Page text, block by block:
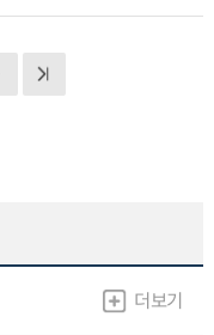
더보기